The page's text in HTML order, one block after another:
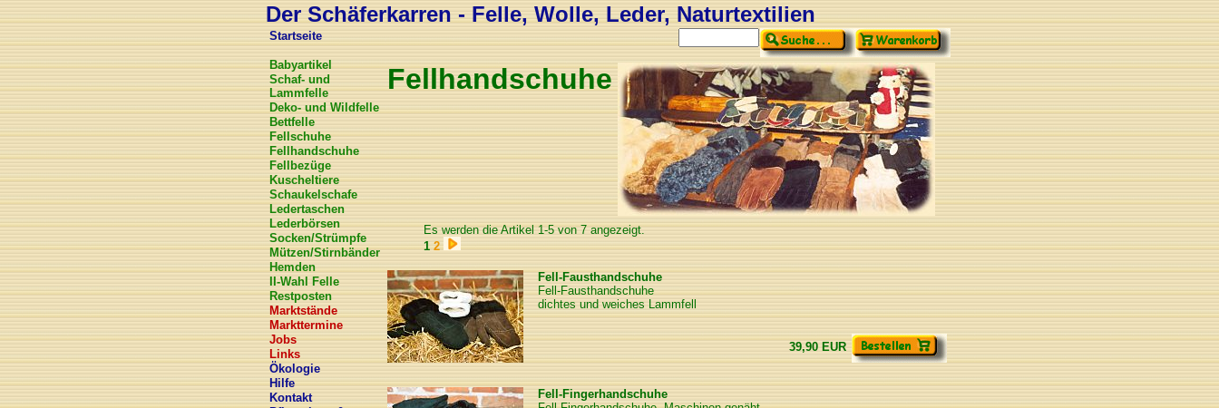
Der Schäferkarren - Felle, Wolle, Leder, Naturtextilien
Startseite
Babyartikel
Schaf- und
Lammfelle
Deko- und Wildfelle
Bettfelle
Fellschuhe
Fellhandschuhe
Fellbezüge
Kuscheltiere
Schaukelschafe
Ledertaschen
Lederbörsen
Socken/Strümpfe
Mützen/Stirnbänder
Hemden
II-Wahl Felle
Restposten
Marktstände
Markttermine
Jobs
Links
Ökologie
Hilfe
Kontakt
Fellhandschuhe
Es werden die Artikel 1-5 von 7 angezeigt.
1 2
Fell-Fausthandschuhe
Fell-Fausthandschuhe
dichtes und weiches Lammfell
39,90 EUR
Fell-Fingerhandschuhe